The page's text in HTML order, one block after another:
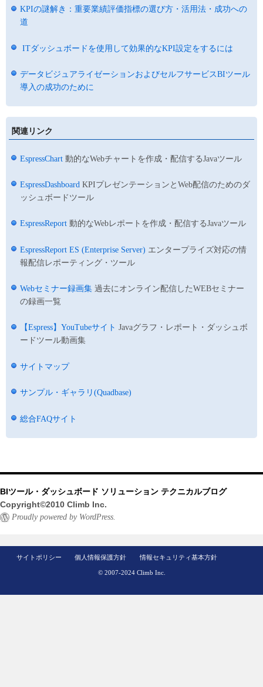
KPIの謎解き：重要業績評価指標の選び方・活用法・成功への
道
ITダッシュボードを使用して効果的なKPI設定をするには
データビジュアライゼーションおよびセルフサービスBIツール
導入の成功のために
関連リンク
EspressChart 動的なWebチャートを作成・配信するJavaツール
EspressDashboard KPIプレゼンテーションとWeb配信のためのダ
ッシュボードツール
EspressReport 動的なWebレポートを作成・配信するJavaツール
EspressReport ES (Enterprise Server) エンタープライズ対応の情
報配信レポーティング・ツール
Webセミナー録画集 過去にオンライン配信したWEBセミナー
の録画一覧
【Espress】YouTubeサイト Javaグラフ・レポート・ダッシュボ
ードツール動画集
サイトマップ
サンプル・ギャラリ(Quadbase)
総合FAQサイト
BIツール・ダッシュボード ソリューション テクニカルブログ
Copyright©2010 Climb Inc.
Proudly powered by WordPress.
サイトポリシー 個人情報保護方針 情報セキュリティ基本方針
© 2007-2024 Climb Inc.